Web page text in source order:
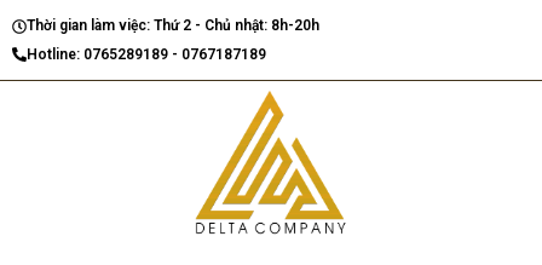
tới
nội
Thời gian làm việc: Thứ 2 - Chủ nhật: 8h-20h
Hotline: 0765289189 - 0767187189